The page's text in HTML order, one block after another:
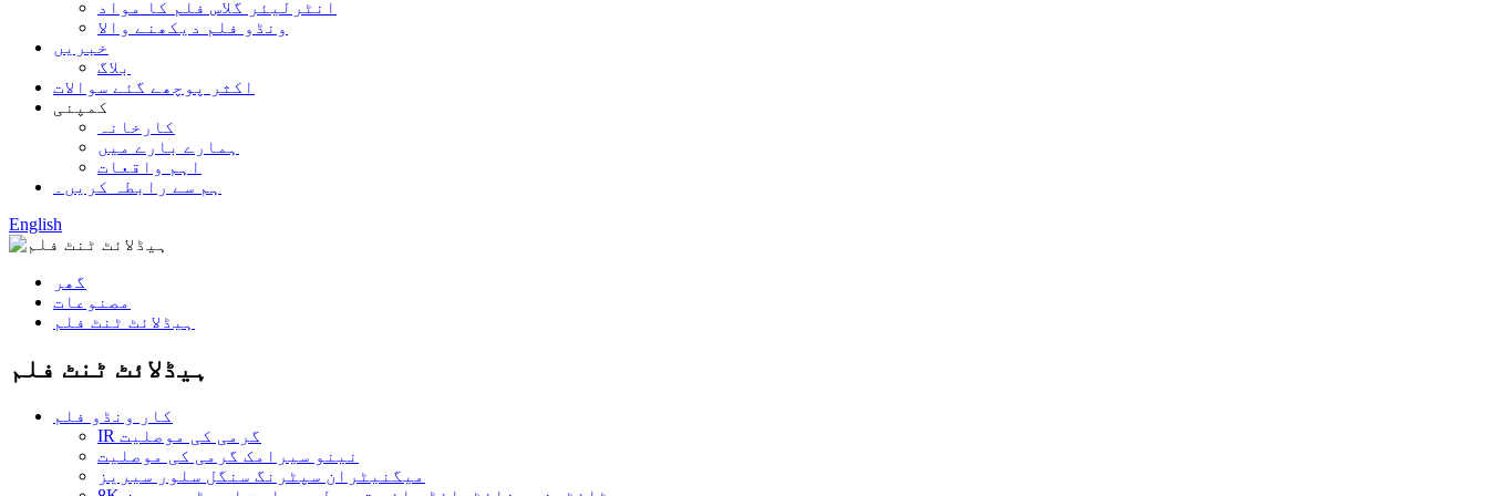
انٹرلیئر گلاس فلم کا مواد
ونڈو فلم دیکھنے والا
خبریں
بلاگ
اکثر پوچھے گئے سوالات
کمپنی
کارخانہ
ہمارے بارے میں
اہم واقعات
ہم سے رابطہ کریں۔
English
گھر
مصنوعات
ہیڈلائٹ ٹنٹ فلم
ہیڈلائٹ ٹنٹ فلم
کار ونڈو فلم
IR گرمی کی موصلیت
نینو سیرامک ​​گرمی کی موصلیت
میگنیٹران سپٹرنگ سنگل سلور سیریز